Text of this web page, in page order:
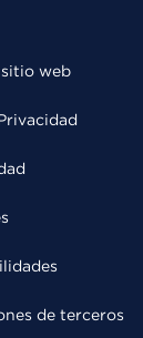
web
de terceros